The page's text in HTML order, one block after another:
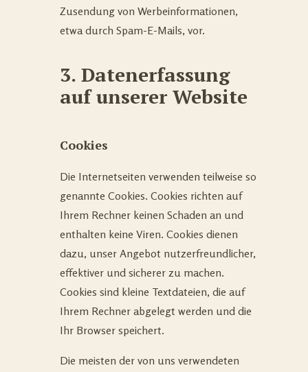
Zusendung von Werbeinformationen,
etwa durch Spam-E-Mails, vor.
3. Datenerfassung
auf unserer Website
Cookies
Die Internetseiten verwenden teilweise so
genannte Cookies. Cookies richten auf
Ihrem Rechner keinen Schaden an und
enthalten keine Viren. Cookies dienen
dazu, unser Angebot nutzerfreundlicher,
effektiver und sicherer zu machen.
Cookies sind kleine Textdateien, die auf
Ihrem Rechner abgelegt werden und die
Ihr Browser speichert.
Die meisten der von uns verwendeten